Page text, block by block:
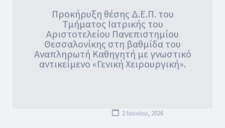
Προκήρυξη θέσης Δ.Ε.Π. του
Τμήματος Ιατρικής του
Αριστοτελείου Πανεπιστημίου
Θεσσαλονίκης στη βαθμίδα του
Αναπληρωτή Καθηγητή με γνωστικό
αντικείμενο «Γενική Χειρουργική».
2 Ιουνίου, 2026